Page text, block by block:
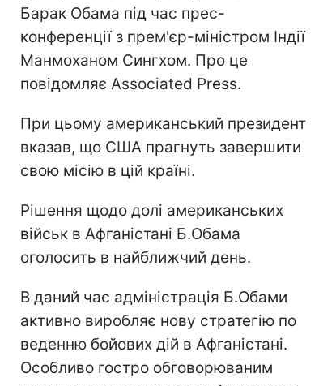
Барак Обама під час прес-
конференції з прем'єр-міністром Індії
Манмоханом Сингхом. Про це
повідомляє Associated Press.
При цьому американський президент
вказав, що США прагнуть завершити
свою місію в цій країні.
Рішення щодо долі американських
військ в Афганістані Б.Обама
оголосить в найближчий день.
В даний час адміністрація Б.Обами
активно виробляє нову стратегію по
веденню бойових дій в Афганістані.
Особливо гостро обговорюваним